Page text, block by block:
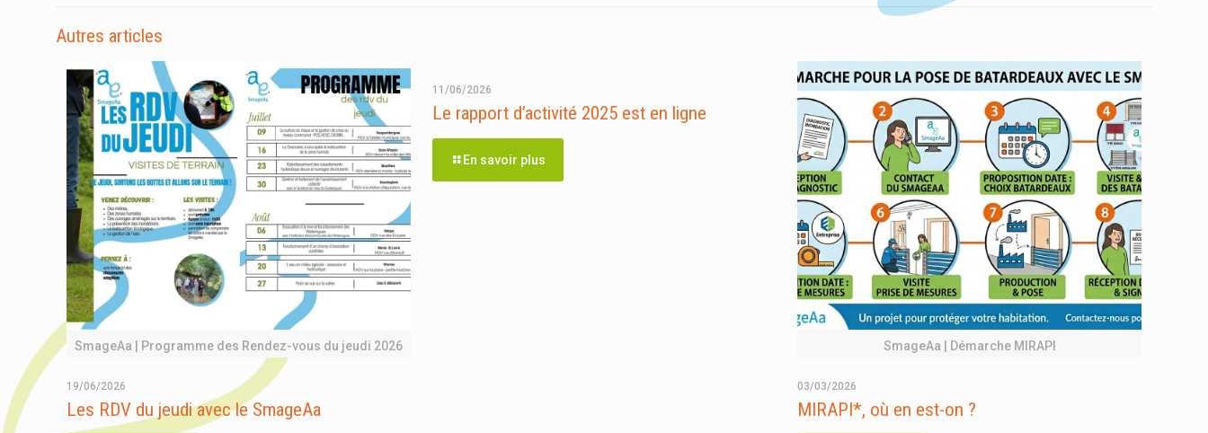
Autres articles
SmageAa | Programme des Rendez-vous du jeudi 2026
19/06/2026
Les RDV du jeudi avec le SmageAa
11/06/2026
Le rapport d’activité 2025 est en ligne
En savoir plus
SmageAa | Démarche MIRAPI
03/03/2026
MIRAPI*, où en est-on ?